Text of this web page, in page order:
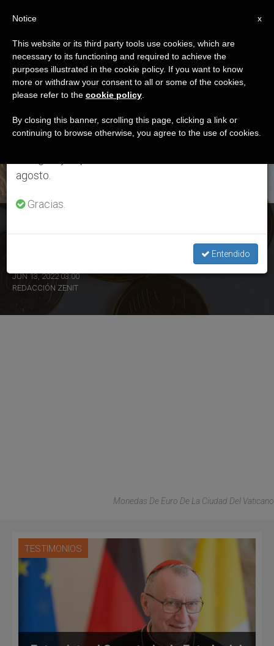
ETIQUETA
Posts Tagged
‘entrevistas’
ÚLTIMAS NOTICIAS
Supervisión e Inteligencia Financiera del Vaticano. Entrevista
JUN 13, 2022 03:00
REDACCIÓN ZENIT
Monedas De Euro De La Ciudad Del Vaticano
TESTIMONIOS
×
Aviso importante
Del 27 de julio al 7 de agosto haremos la pausa
anual, aprovechando que en el periodo de verano
se generan menos informaciones y también el
agosto.
Gracias.
Entendido
x
Notice
This website or its third party tools use cookies, which are
necessary to its functioning and required to achieve the
purposes illustrated in the cookie policy. If you want to know
more or withdraw your consent to all or some of the cookies,
please refer to the cookie policy
By closing this banner, scrolling this page, clicking a link or
continuing to browse otherwise, you agree to the use of cookies.